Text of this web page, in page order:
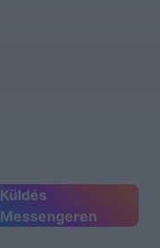
Küldés
Messengeren